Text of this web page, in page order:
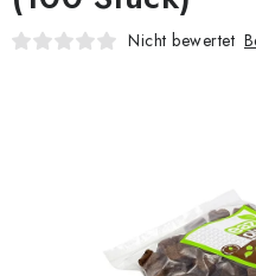
AQUARISTIK Nicht bewertet